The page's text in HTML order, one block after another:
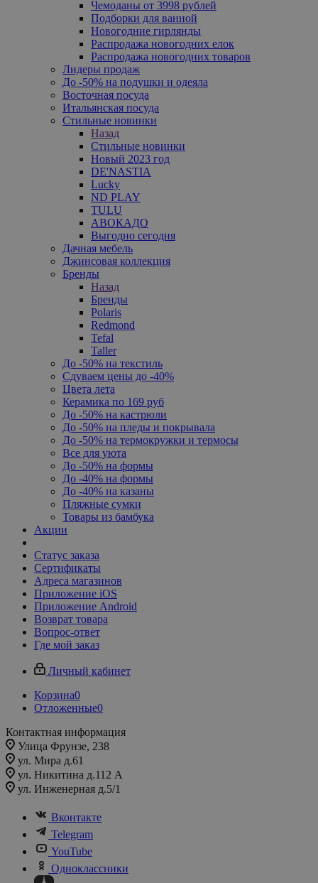
Чемоданы от 3998 рублей
Подборки для ванной
Новогодние гирлянды
Распродажа новогодних елок
Распродажа новогодних товаров
Лидеры продаж
До -50% на подушки и одеяла
Восточная посуда
Итальянская посуда
Стильные новинки
Назад
Стильные новинки
Новый 2023 год
DE'NASTIA
Lucky
ND PLAY
TULU
АВОКАДО
Выгодно сегодня
Дачная мебель
Джинсовая коллекция
Бренды
Назад
Бренды
Polaris
Redmond
Tefal
Taller
До -50% на текстиль
Сдуваем цены до -40%
Цвета лета
Керамика по 169 руб
До -50% на кастрюли
До -50% на пледы и покрывала
До -50% на термокружки и термосы
Все для уюта
До -50% на формы
До -40% на формы
До -40% на казаны
Пляжные сумки
Товары из бамбука
Акции
Статус заказа
Сертификаты
Адреса магазинов
Приложение iOS
Приложение Android
Возврат товара
Вопрос-ответ
Где мой заказ
Личный кабинет
Корзина0
Отложенные0
Контактная информация
Улица Фрунзе, 238​
ул. Мира д.61
ул. Никитина д.112 А
ул. Инженерная д.5/1
Вконтакте
Telegram
YouTube
Одноклассники